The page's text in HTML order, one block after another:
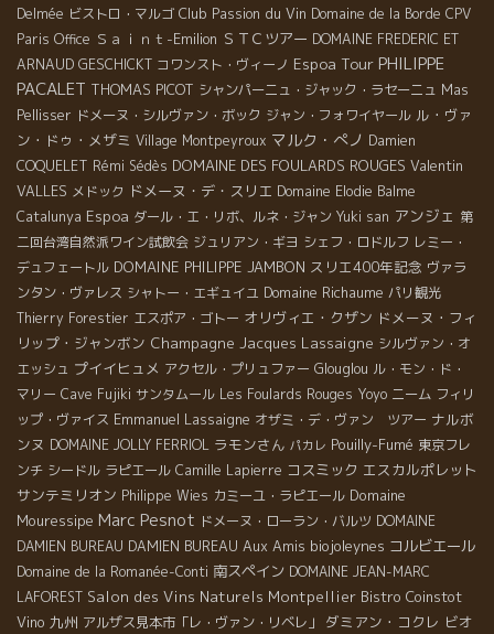
Delmée ビストロ・マルゴ Club Passion du Vin Domaine de la Borde CPV
Paris Office Ｓａｉｎｔ-Emilion ＳＴＣツアー DOMAINE FREDERIC ET
ARNAUD GESCHICKT コワンスト・ヴィーノ Espoa Tour PHILIPPE
PACALET THOMAS PICOT シャンパーニュ・ジャック・ラセーニュ Mas
Pellisser ドメーヌ・シルヴァン・ボック ジャン・フォワイヤール ル・ヴァ
ン・ドゥ・メザミ Village Montpeyroux マルク・ぺノ Damien
COQUELET Rémi Sédès DOMAINE DES FOULARDS ROUGES Valentin
VALLES メドック ドメーヌ・デ・スリエ Domaine Elodie Balme
Catalunya Espoa ダール・エ・リボ、ルネ・ジャン Yuki san アンジェ 第
二回台湾自然派ワイン試飲会 ジュリアン・ギヨ シェフ・ロドルフ レミー・
デュフェートル DOMAINE PHILIPPE JAMBON スリエ400年記念 ヴァラ
ンタン・ヴァレス シャトー・エギュイユ Domaine Richaume パリ観光
Thierry Forestier エスポア・ゴトー オリヴィエ・クザン ドメーヌ・フィ
リップ・ジャンボン Champagne Jacques Lassaigne シルヴァン・オ
エッシュ プイイヒュメ アクセル・プリュファー Glouglou ル・モン・ド・
マリー Cave Fujiki サンタムール Les Foulards Rouges Yoyo ニーム フィリ
ップ・ヴァイス Emmanuel Lassaigne オザミ・デ・ヴァン ツアー ナルボ
ンヌ DOMAINE JOLLY FERRIOL ラモンさん パカレ Pouilly-Fumé 東京フレ
ンチ シードル ラピエール Camille Lapierre コスミック エスカルポレット
サンテミリオン Philippe Wies カミーユ・ラピエール Domaine
Mouressipe Marc Pesnot ドメーヌ・ローラン・バルツ DOMAINE
DAMIEN BUREAU DAMIEN BUREAU Aux Amis biojoleynes コルビエール
Domaine de la Romanée-Conti 南スペイン DOMAINE JEAN-MARC
LAFOREST Salon des Vins Naturels Montpellier Bistro Coinstot
Vino 九州 アルザス見本市「レ・ヴァン・リベレ」 ダミアン・コクレ ビオ